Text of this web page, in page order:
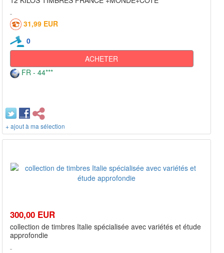
31,99 EUR
0
ACHETER
FR - 44***
+ ajout à ma sélection
300,00 EUR
collection de timbres Italie spécialisée avec variétés et étude
approfondie